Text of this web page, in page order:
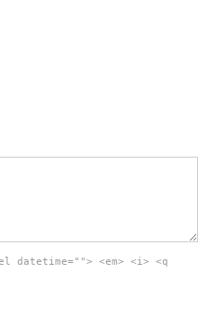
<em> <i> <q